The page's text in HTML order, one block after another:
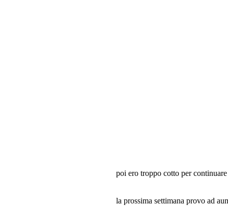
poi ero troppo cotto per continuare
la prossima settimana provo ad